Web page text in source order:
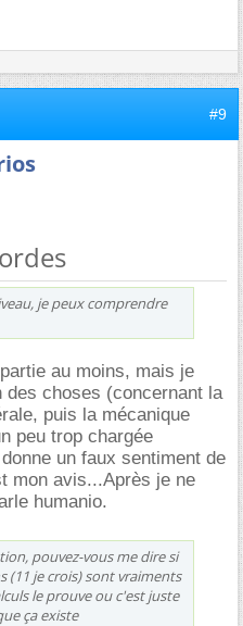
#9
je peux comprendre
au moins, mais je
choses (concernant la
puis la mécanique
peu trop chargée
un faux sentiment de
mon avis...Après je ne
humanio.
pouvez-vous me dire si
(11 je crois) sont vraiments
le prouve ou c'est juste
ça existe